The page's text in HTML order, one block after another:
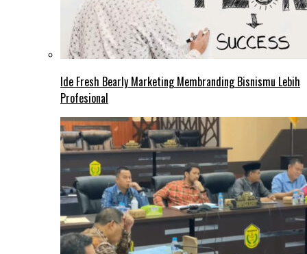
Ide Fresh Bearly Marketing Membranding Bisnismu Lebih
Profesional